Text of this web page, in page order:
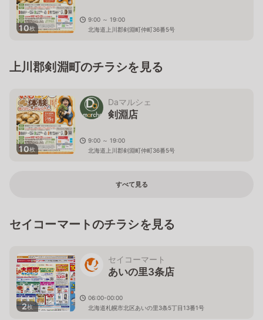
10枚
9:00 ～ 19:00
北海道上川郡剣淵町仲町36番5号
上川郡剣淵町のチラシを見る
10枚
Daマルシェ
剣淵店
9:00 ～ 19:00
北海道上川郡剣淵町仲町36番5号
すべて見る
セイコーマートのチラシを見る
2枚
セイコーマート
あいの里3条店
06:00-00:00
北海道札幌市北区あいの里3条5丁目13番1号